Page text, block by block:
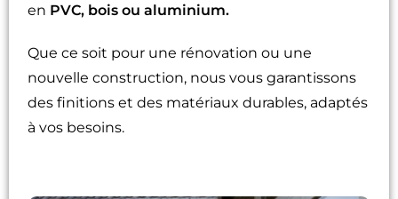
en PVC, bois ou aluminium.
Que ce soit pour une rénovation ou une
nouvelle construction, nous vous garantissons
des finitions et des matériaux durables, adaptés
à vos besoins.